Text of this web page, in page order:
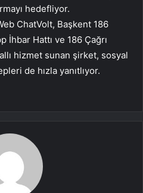
hedefliyor.
ChatVolt, Başkent 186
İhbar Hattı ve 186 Çağrı
hizmet sunan şirket, sosyal
de hızla yanıtlıyor.